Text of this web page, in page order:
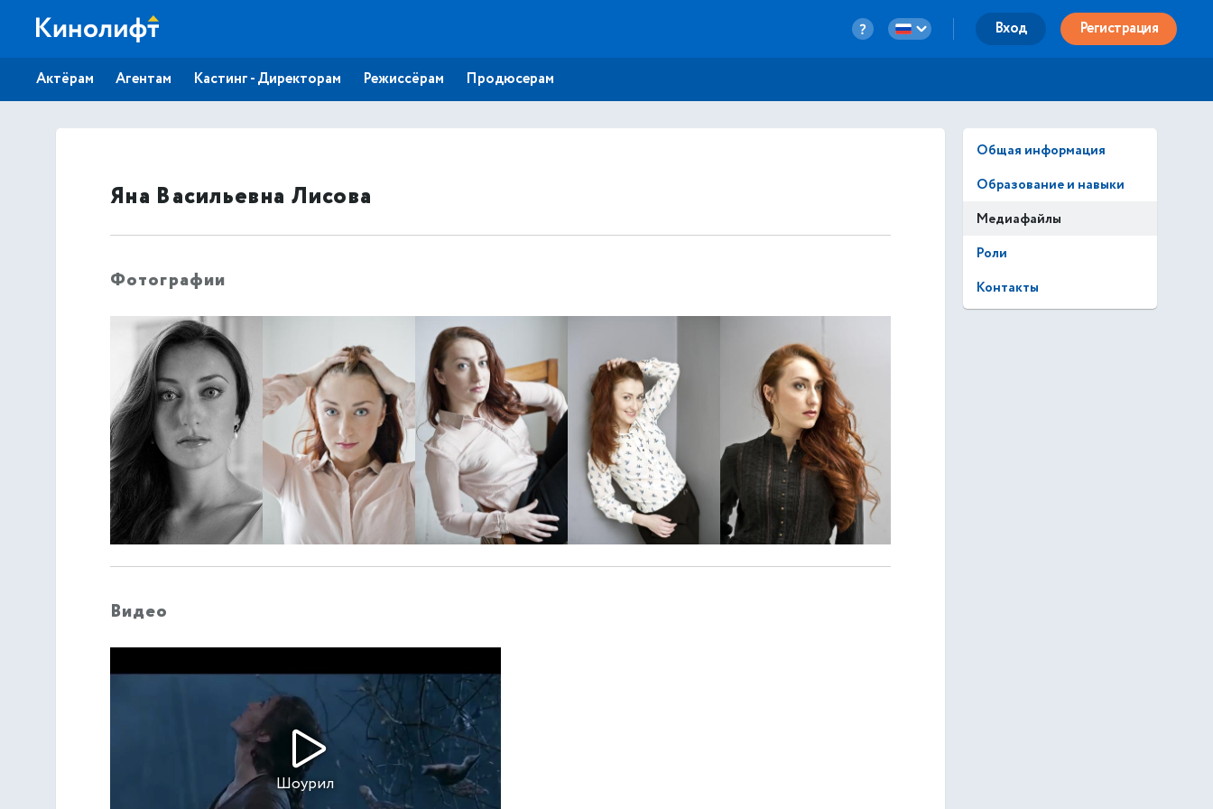
Вход Регистрация
Актёрам Агентам Кастинг - Директорам Режиссёрам Продюсерам
Яна Васильевна Лисова
Фотографии
Видео
Шоурил
Общая информация
Образование и навыки
Медиафайлы
Роли
Контакты